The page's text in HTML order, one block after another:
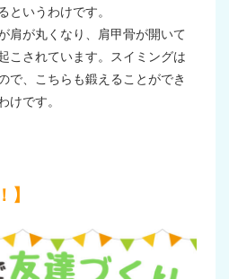
というわけです。
肩が丸くなり、肩甲骨が開いて
こされています。スイミングは
で、こちらも鍛えることができ
けです。
】